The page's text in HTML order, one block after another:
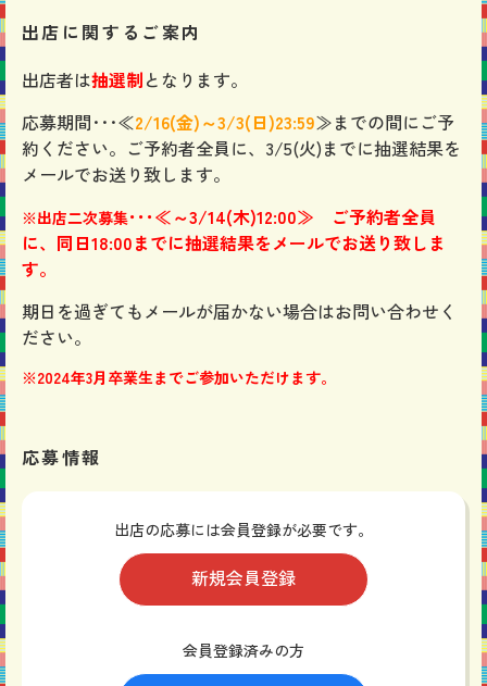
出店に関するご案内
出店者は抽選制となります。
応募期間･･･≪2/16(金)～3/3(日)23:59≫までの間にご予
約ください。 ご予約者全員に、3/5(火)までに抽選結果を
メールでお送り致します。
※出店二次募集･･･≪～3/14(木)12:00≫ ご予約者全員
に、同日18:00までに抽選結果をメールでお送り致しま
す。
期日を過ぎてもメールが届かない場合はお問い合わせく
ださい。
※2024年3月卒業生までご参加いただけます。
応募情報
出店の応募には会員登録が必要です。
新規会員登録
会員登録済みの方